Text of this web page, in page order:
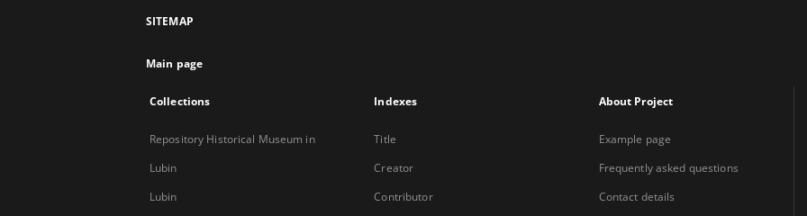
SITEMAP
Main page
Collections
Repository Historical Museum in
Lubin
Lubin
Indexes
Title
Creator
Contributor
About Project
Example page
Frequently asked questions
Contact details